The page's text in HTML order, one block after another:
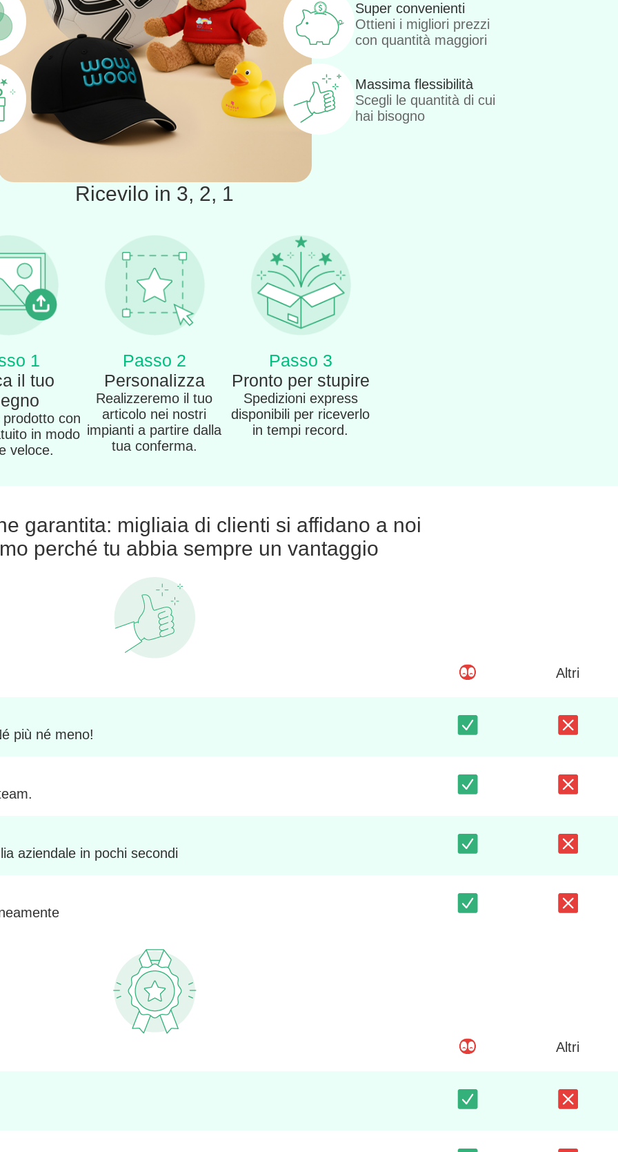
Super convenienti
Ottieni i migliori prezzi
con quantità maggiori
Massima flessibilità
Scegli le quantità di cui
hai bisogno
Ricevilo in 3, 2, 1
1
il tuo
con
in modo
veloce.
Passo 2
Personalizza
Realizzeremo il tuo
articolo nei nostri
impianti a partire dalla
tua conferma.
Passo 3
Pronto per stupire
Spedizioni express
disponibili per riceverlo
in tempi record.
garantita: migliaia di clienti si affidano a noi
perché tu abbia sempre un vantaggio
Altri
più né meno!
aziendale in pochi secondi
Altri